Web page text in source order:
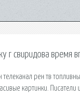
г свиридова время
телеканал рен тв
картинки. Писатели